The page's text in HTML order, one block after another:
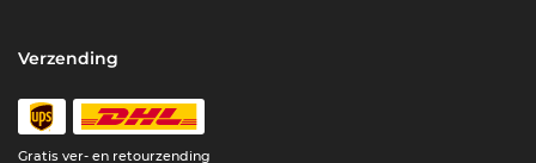
Verzending
Gratis ver- en retourzending